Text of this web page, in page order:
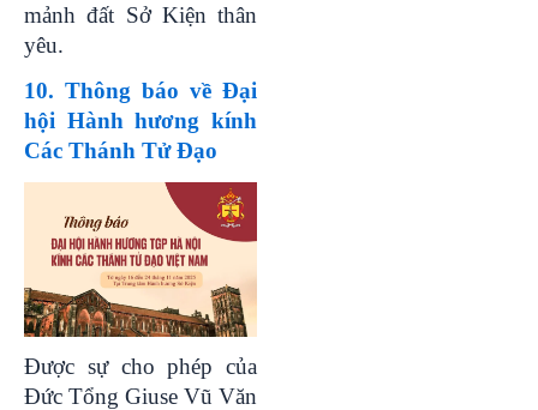
mảnh đất Sở Kiện thân
yêu.
10. Thông báo về Đại
hội Hành hương kính
Các Thánh Tử Đạo
Được sự cho phép của
Đức Tổng Giuse Vũ Văn